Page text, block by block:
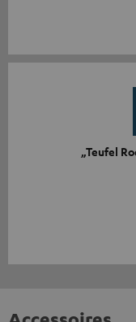
„Teufel